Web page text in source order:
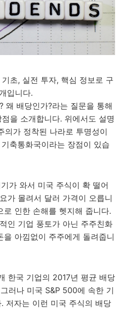
초, 실전 투자, 핵심 정보로 구
입니다.
왜 배당인가?라는 질문을 통해
을 소개합니다. 위에서도 설명
의가 정착된 나라로 투명성이
축통화국이라는 장점이 있습
가 와서 미국 주식이 확 떨어
가 몰려서 달러 가격이 오릅니
로 인한 손해를 헷지해 줍니다.
인 기업 풍토가 아닌 주주친화
아낌없이 주주에게 돌려줍니
한국 기업의 2017년 평균 배당
러나 미국 S&P 500에 속한 기
저자는 이런 미국 주식의 배당